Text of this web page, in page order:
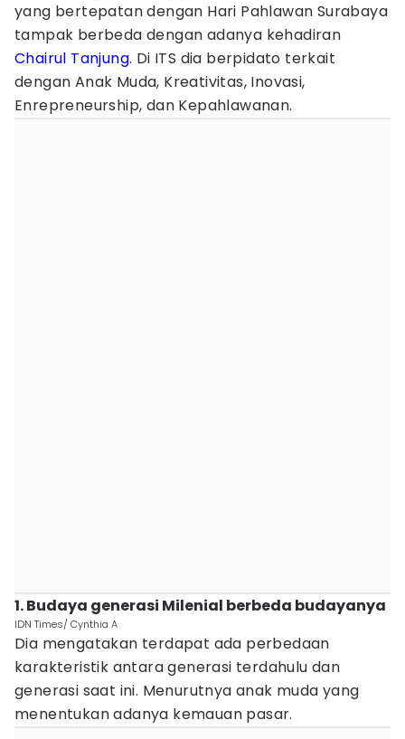
yang bertepatan dengan Hari Pahlawan Surabaya
tampak berbeda dengan adanya kehadiran
Chairul Tanjung. Di ITS dia berpidato terkait
dengan Anak Muda, Kreativitas, Inovasi,
Enrepreneurship, dan Kepahlawanan.
1. Budaya generasi Milenial berbeda budayanya
IDN Times/ Cynthia A
Dia mengatakan terdapat ada perbedaan
karakteristik antara generasi terdahulu dan
generasi saat ini. Menurutnya anak muda yang
menentukan adanya kemauan pasar.